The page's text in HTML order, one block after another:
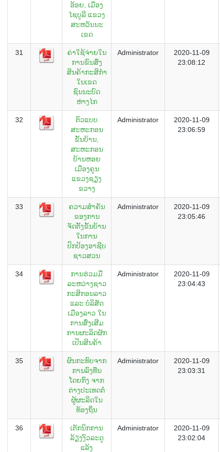
ອ້ອຍ, ເມືອງ
ໄຊບູລີ ແຂວງ
ສະຫວັນນະ
ເຂດ
31
ຄ່າໃຊ້ຈ່າຍໃນ
ການຂົນສົ່ງ
ສິນຄ້າກະສິກຳ
ໃນເຂດ
ຊົນນະບົດ
ຫ່າງໄກ
Administrator
2020-11-09
23:08:12
32
ຕົວແບບ
ສະຫະກອນ
ຂັ້ນບ້ານ,
ສະຫະກອນ
ບ້ານຫອຍ
ເມືອງຄູນ
ແຂວງຊຽງ
ຂວາງ
Administrator
2020-11-09
23:06:59
33
ຄວາມສຳຄັນ
ຂອງການ
ຈັດຕັ້ງຂັ້ນບ້ານ
ໃນການ
ປົກປ້ອງອາຊີບ
ຊາວສວນ
Administrator
2020-11-09
23:05:46
34
ການຮ່ວມມື
ລະຫວ່າງຊາວ
ກະສິກອນລາວ
ແລະ ບໍລິສັດ
ເມືອງລາວ ໃນ
ການສົ່ງເສີມ
ການຜະລິດຜັກ
ເປັນສິນຄ້າ
Administrator
2020-11-09
23:04:43
35
ຜົນກະທົບຈາກ
ການລົງທືນ
ໂດຍກົງ ຈາກ
ຕ່າງປະເທດຕໍ່
ຜູ້ຜະລິດໃນ
ທ້ອງຖິ່ນ
Administrator
2020-11-09
23:03:31
36
ເຕັກນິກການ
ລ້ຽງງົວລະດູ
ແລ້ງ
Administrator
2020-11-09
23:02:04